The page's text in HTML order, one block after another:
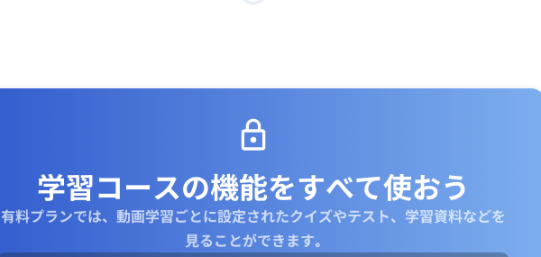
学習コースの機能をすべて使おう
有料プランでは、動画学習ごとに設定されたクイズやテスト、学習資料などを
見ることができます｡